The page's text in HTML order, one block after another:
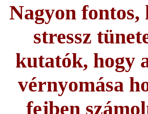
Nagyon fontos,
stressz
kutatók, hogy
vérnyomása
fejben